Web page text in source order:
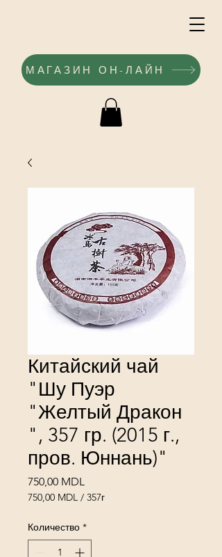
МАГАЗИН ОН-ЛАЙН
Китайский чай
"Шу Пуэр
"Желтый Дракон
", 357 гр. (2015 г.,
пров. Юннань)"
750,00 MDL
750,00 MDL / 357г
за
357
Граммы
Количество *